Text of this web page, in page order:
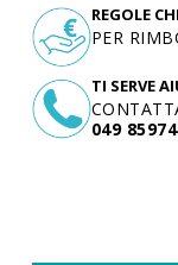
TI SERVE
049
REGOLE
PER